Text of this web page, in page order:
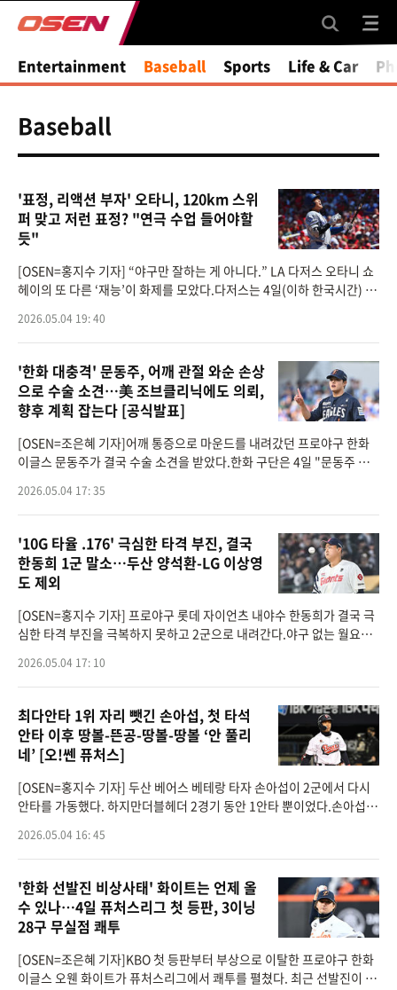
Entertainment Baseball Sports Life & Car
Baseball
'표정, 리액션 부자' 오타니, 120km 스위
퍼 맞고 저런 표정? "연극 수업 들어야할
듯"
[OSEN=홍지수 기자] “야구만 잘하는 게 아니다.” LA 다저스 오타니 쇼
헤이의 또 다른 ‘재능’이 화제를 모았다.다저스는 4일(이하 한국시간) 미
2026.05.04 19: 40
'한화 대충격' 문동주, 어깨 관절 와순 손상
으로 수술 소견…美 조브클리닉에도 의뢰,
향후 계획 잡는다 [공식발표]
[OSEN=조은혜 기자]어깨 통증으로 마운드를 내려갔던 프로야구 한화
이글스 문동주가 결국 수술 소견을 받았다.한화 구단은 4일 "문동주 선
우측 어깨 관절
2026.05.04 17: 35
'10G 타율 .176' 극심한 타격 부진, 결국
한동희 1군 말소…두산 양석환-LG 이상영
도 제외
[OSEN=홍지수 기자] 프로야구 롯데 자이언츠 내야수 한동희가 결국 극
심한 타격 부진을 극복하지 못하고 2군으로 내려간다.야구 없는 월요일.
와 SSG 랜더스, NC 다
2026.05.04 17: 10
최다안타 1위 자리 뺏긴 손아섭, 첫 타석
안타 이후 땅볼-뜬공-땅볼-땅볼 ‘안 풀리
네’ [오!쎈 퓨처스]
[OSEN=홍지수 기자] 두산 베어스 베테랑 타자 손아섭이 2군에서 다시
안타를 가동했다. 하지만더블헤더 2경기 동안 1안타 뿐이었다.손아섭은
더 1차전에서 3번 지
2026.05.04 16: 45
'한화 선발진 비상사태' 화이트는 언제 올
수 있나…4일 퓨처스리그 첫 등판, 3이닝
28구 무실점 쾌투
[OSEN=조은혜 기자]KBO 첫 등판부터 부상으로 이탈한 프로야구 한화
이글스 오웬 화이트가 퓨처스리그에서 쾌투를 펼쳤다. 최근 선발진이 무